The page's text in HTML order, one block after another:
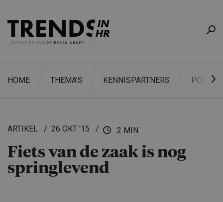
HOME THEMA’S KENNISPARTNERS
ZOEKEN
ARTIKEL 26 OKT '15 2 MIN
Fiets van de zaak is nog
springle­vend